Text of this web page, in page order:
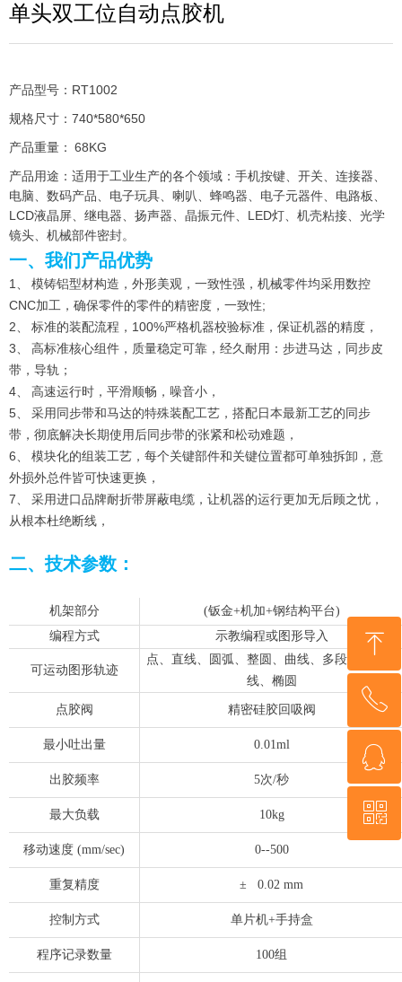
单头双工位自动点胶机
产品型号：RT1002
规格尺寸：740*580*650
产品重量： 68KG
产品用途：适用于工业生产的各个领域：手机按键、开关、连接器、
电脑、数码产品、电子玩具、喇叭、蜂鸣器、电子元器件、电路板、
LCD液晶屏、继电器、扬声器、晶振元件、LED灯、机壳粘接、光学
镜头、机械部件密封。
一、我们产品优势
1、 模铸铝型材构造，外形美观，一致性强，机械零件均采用数控
CNC加工，确保零件的零件的精密度，一致性;
2、 标准的装配流程，100%严格机器校验标准，保证机器的精度，
3、 高标准核心组件，质量稳定可靠，经久耐用：步进马达，同步皮
带，导轨；
4、 高速运行时，平滑顺畅，噪音小，
5、 采用同步带和马达的特殊装配工艺，搭配日本最新工艺的同步
带，彻底解决长期使用后同步带的张紧和松动难题，
6、 模块化的组装工艺，每个关键部件和关键位置都可单独拆卸，意
外损外总件皆可快速更换，
7、 采用进口品牌耐折带屏蔽电缆，让机器的运行更加无后顾之忧，
从根本杜绝断线，
二、技术参数：
机架部分
(钣金+机加+钢结构平台)
编程方式
示教编程或图形导入
可运动图形轨迹
点、直线、圆弧、整圆、曲线、多段线、螺旋
线、椭圆
点胶阀 精密硅胶回吸阀
最小吐出量 0.01ml
出胶频率 5次/秒
最大负载 10kg
移动速度 (mm/sec) 0--500
重复精度 ± 0.02 mm
控制方式 单片机+手持盒
程序记录数量 100组
ꁸ
回到顶部
ꂅ
13360482989
ꁗ
QQ客服
ꀥ
微信二维码